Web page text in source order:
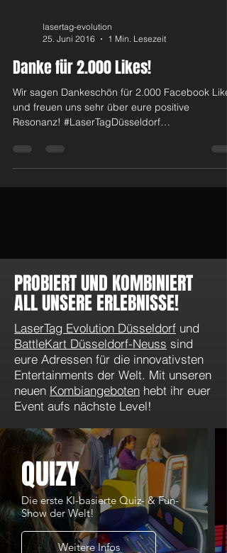
lasertag-evolution
25. Juni 2016
1 Min. Lesezeit
Danke für 2.000 Likes!
Wir sagen Dankeschön für 2.000 Facebook
und freuen uns sehr über eure positive
Resonanz! #LaserTagDüsseldorf
PROBIERT UND KOMBINIERT
ALL UNSERE ERLEBNISSE!
LaserTag Evolution Düsseldorf und
BattleKart Düsseldorf-Neuss sind
eure Adressen für die innovativsten
Entertainments der Welt. Mit unseren
neuen Kombiangeboten hebt ihr euer
Event aufs nächste Level!
QUIZY
Die erste KI-basierte Quiz- & Fun-
Show der Welt!
Weitere Infos